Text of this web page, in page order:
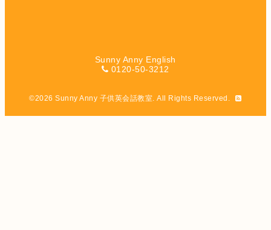
Sunny Anny English
0120-50-3212
©2026Sunny Anny 子供英会話教室. All Rights Reserved.